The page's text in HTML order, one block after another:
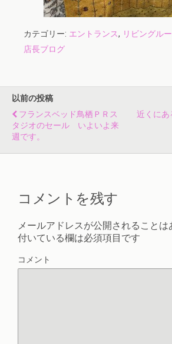
カテゴリー: エントランス, リビングル
店長ブログ
以前の投稿
フランスベッド鳥栖ＰＲス
タジオのセール いよいよ来
週です。
近くにあ
コメントを残す
メールアドレスが公開されることは
付いている欄は必須項目です
コメント